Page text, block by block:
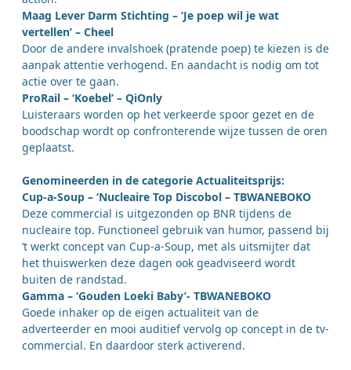
Maag Lever Darm Stichting – ‘Je poep wil je wat
vertellen’ – Cheel
Door de andere invalshoek (pratende poep) te kiezen is de
aanpak attentie verhogend. En aandacht is nodig om tot
actie over te gaan.
ProRail – ‘Koebel’ – QiOnly
Luisteraars worden op het verkeerde spoor gezet en de
boodschap wordt op confronterende wijze tussen de oren
geplaatst.
Genomineerden in de categorie Actualiteitsprijs:
Cup-a-Soup – ‘Nucleaire Top Discobol – TBWANEBOKO
Deze commercial is uitgezonden op BNR tijdens de
nucleaire top. Functioneel gebruik van humor, passend bij
’t werkt concept van Cup-a-Soup, met als uitsmijter dat
het thuiswerken deze dagen ook geadviseerd wordt
buiten de randstad.
Gamma – ‘Gouden Loeki Baby’- TBWANEBOKO
Goede inhaker op de eigen actualiteit van de
adverteerder en mooi auditief vervolg op concept in de tv-
commercial. En daardoor sterk activerend.